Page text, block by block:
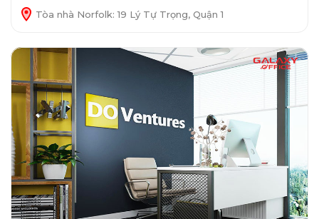
Tòa nhà Norfolk: 19 Lý Tự Trọng, Quận 1